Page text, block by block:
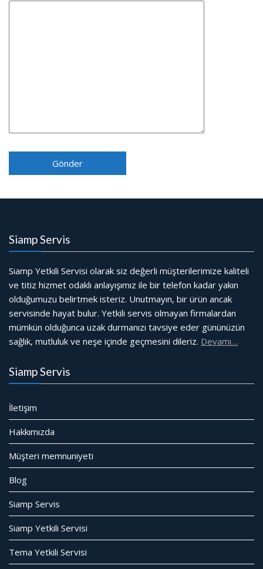
Siamp Servis
Siamp Yetkili Servisi olarak siz değerli müşterilerimize kaliteli
ve titiz hizmet odaklı anlayışımız ile bir telefon kadar yakın
olduğumuzu belirtmek isteriz. Unutmayın, bir ürün ancak
servisinde hayat bulur. Yetkili servis olmayan firmalardan
mümkün olduğunca uzak durmanızı tavsiye eder gününüzün
sağlık, mutluluk ve neşe içinde geçmesini dileriz. Devamı…
Siamp Servis
İletişim
Hakkımızda
Müşteri memnuniyeti
Blog
Siamp Servis
Siamp Yetkili Servisi
Tema Yetkili Servisi